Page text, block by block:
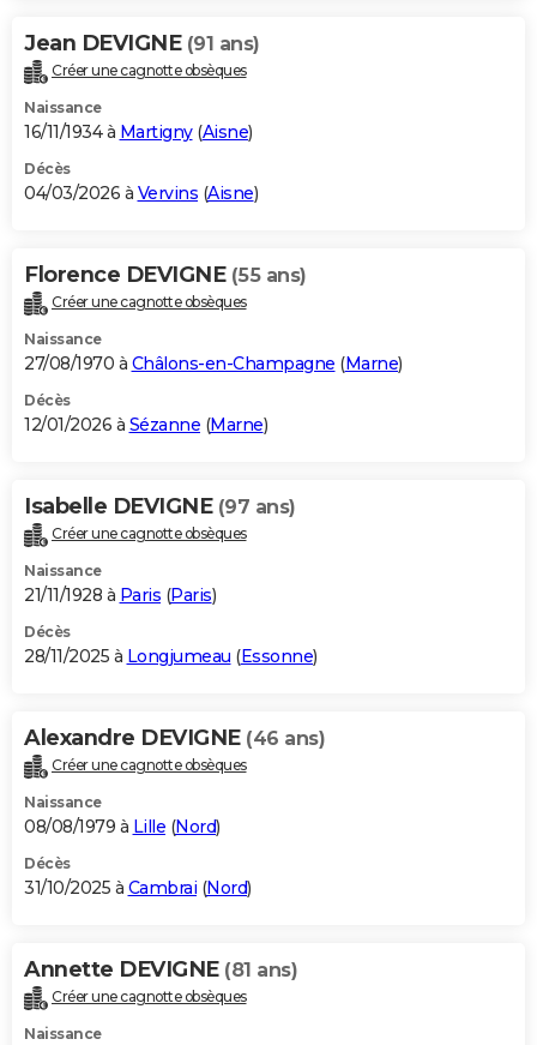
Jean DEVIGNE (91 ans)
Créer une cagnotte obsèques
Naissance
16/11/1934 à Martigny(Aisne)
Décès
04/03/2026 à Vervins (Aisne)
Florence DEVIGNE (55 ans)
Créer une cagnotte obsèques
Naissance
27/08/1970 à Châlons-en-Champagne (Marne)
Décès
12/01/2026 à Sézanne (Marne)
Isabelle DEVIGNE (97 ans)
Créer une cagnotte obsèques
Naissance
21/11/1928 à Paris (Paris)
Décès
28/11/2025 à Longjumeau (Essonne)
Alexandre DEVIGNE (46 ans)
Créer une cagnotte obsèques
Naissance
08/08/1979 à Lille (Nord)
Décès
31/10/2025 à Cambrai (Nord)
Annette DEVIGNE (81 ans)
Créer une cagnotte obsèques
Naissance